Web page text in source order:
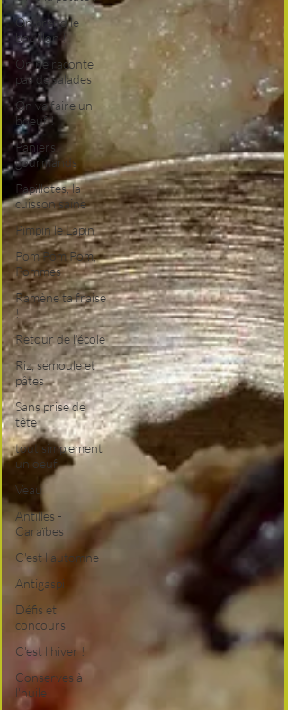
On prend le
bouillon !
On ne raconte
pas de salades
On va faire un
boeuf !
Paniers
gourmands
Papillotes, la
cuisson saine
Pimpin le Lapin
Pom Pom Pom,
Pommes
Ramène ta fraise
!
Retour de l'école
Riz, semoule et
pâtes
Sans prise de
tête
tout simplement
un oeuf
Veau
Antilles -
Caraïbes
C'est l'automne
Antigaspi
Défis et
concours
C'est l'hiver !
Conserves à
l'huile